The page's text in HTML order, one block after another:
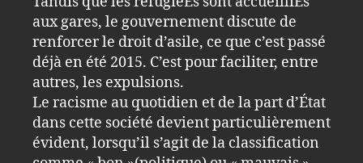
aux gares, le gouvernement discute de
renforcer le droit d’asile, ce que c’est passé
déjà en été 2015. C’est pour faciliter, entre
autres, les expulsions.
Le racisme au quotidien et de la part d’État
dans cette société devient particulièrement
évident, lorsqu’il s’agit de la classification